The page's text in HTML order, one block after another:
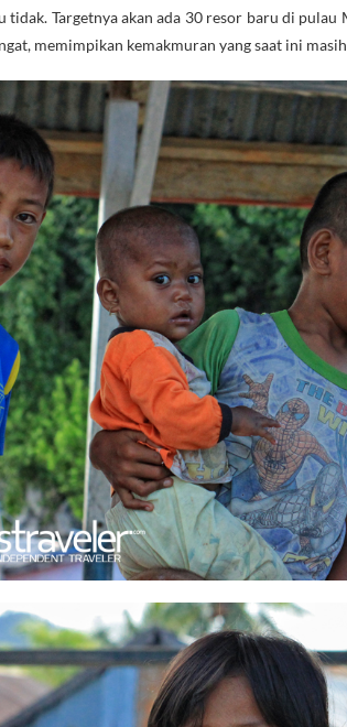
tidak. Targetnya akan ada 30 resor baru di
memimpikan kemakmuran yang saat ini